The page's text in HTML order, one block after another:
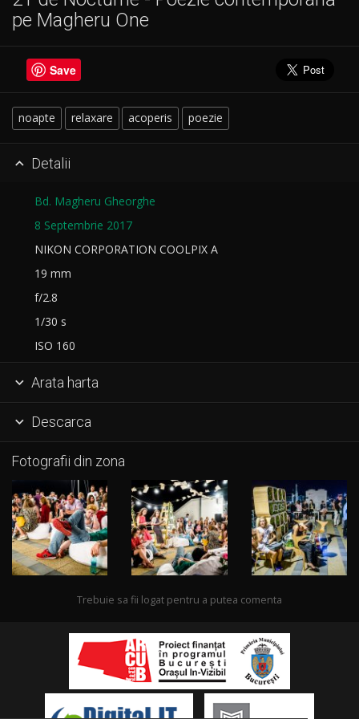
pe Magheru One
Save
noapte relaxare acoperis poezie
 Detalii
Bd. Magheru Gheorghe
8 Septembrie 2017
NIKON CORPORATION COOLPIX A
19 mm
f/2.8
1/30 s
ISO 160
 Arata harta
 Descarca
Fotografii din zona
Trebuie sa fii logat pentru a putea comenta